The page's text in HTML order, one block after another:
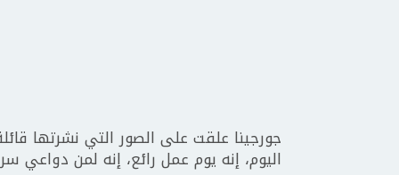
جورجينا علقت على الصور التي نشرتها
اليوم، إنه يوم عمل رائع، إنه لمن دواعي